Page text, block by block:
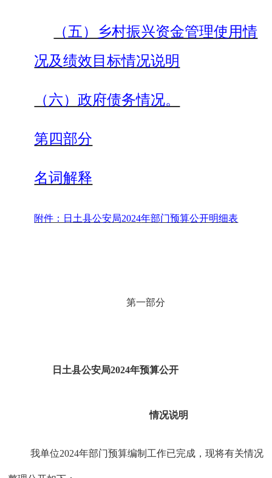
（五）乡村振兴资金管理使用情
况及绩效目标情况说明
（六）政府债务情况。
第四部分
名词解释
附件：日土县公安局2024年部门预算公开明细表
第一部分
日土县公安局2024年预算公开
情况说明
我单位2024年部门预算编制工作已完成，现将有关情况